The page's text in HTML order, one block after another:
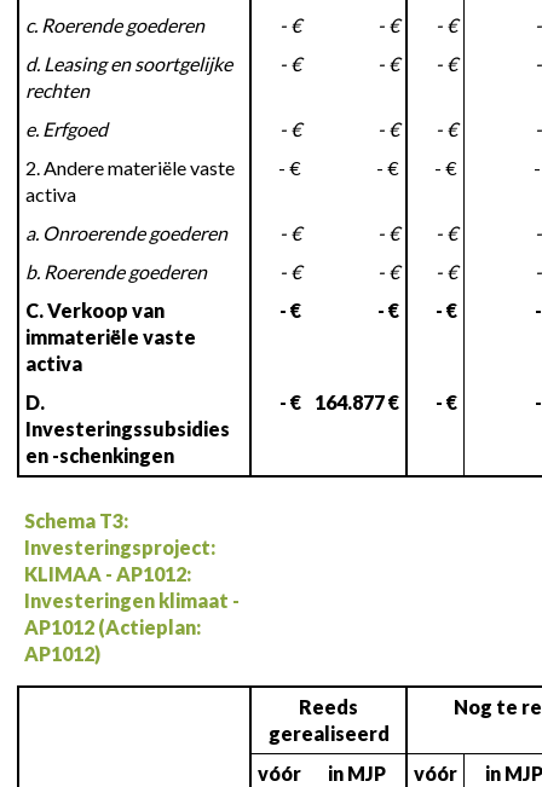
c. Roerende goederen - € - € - €
d. Leasing en soortgelijke
rechten
- € - € - €
e. Erfgoed - € - € - €
2. Andere materiële vaste
activa
- € - € - €
a. Onroerende goederen - € - € - €
b. Roerende goederen
- € - € - €
C. Verkoop van
immateriële vaste
activa
- € - € - €
D.
Investeringssubsidies
en -schenkingen
- € 164.877 € - €
Schema T3:
Investeringsproject:
KLIMAA - AP1012:
Investeringen klimaat -
AP1012 (Actieplan:
AP1012)
Reeds
gerealiseerd
Nog te
vóór
in MJP
vóór
in MJP